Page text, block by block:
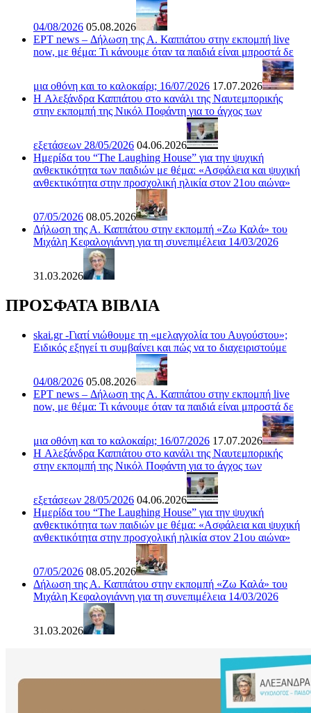
04/08/2026 05.08.2026
ΕΡΤ news – Δήλωση της Α. Καππάτου στην εκπομπή live
now, με θέμα: Τι κάνουμε όταν τα παιδιά είναι μπροστά δε
μια οθόνη και το καλοκαίρι; 16/07/2026 17.07.2026
H Αλεξάνδρα Καππάτου στο κανάλι της Ναυτεμπορικής
στην εκπομπή της Νικόλ Ποφάντη για το άγχος των
εξετάσεων 28/05/2026 04.06.2026
Ημερίδα του “The Laughing House” για την ψυχική
ανθεκτικότητα των παιδιών με θέμα: «Ασφάλεια και ψυχική
ανθεκτικότητα στην προσχολική ηλικία στον 21ου αιώνα»
07/05/2026 08.05.2026
Δήλωση της Α. Καππάτου στην εκπομπή «Ζω Καλά» του
Μιχάλη Κεφαλογιάννη για τη συνεπιμέλεια 14/03/2026
31.03.2026
ΠΡΟΣΦΑΤΑ ΒΙΒΛΙΑ
skai.gr -Γιατί νιώθουμε τη «μελαγχολία του Αυγούστου»;
Ειδικός εξηγεί τι συμβαίνει και πώς να το διαχειριστούμε
04/08/2026 05.08.2026
ΕΡΤ news – Δήλωση της Α. Καππάτου στην εκπομπή live
now, με θέμα: Τι κάνουμε όταν τα παιδιά είναι μπροστά δε
μια οθόνη και το καλοκαίρι; 16/07/2026 17.07.2026
H Αλεξάνδρα Καππάτου στο κανάλι της Ναυτεμπορικής
στην εκπομπή της Νικόλ Ποφάντη για το άγχος των
εξετάσεων 28/05/2026 04.06.2026
Ημερίδα του “The Laughing House” για την ψυχική
ανθεκτικότητα των παιδιών με θέμα: «Ασφάλεια και ψυχική
ανθεκτικότητα στην προσχολική ηλικία στον 21ου αιώνα»
07/05/2026 08.05.2026
Δήλωση της Α. Καππάτου στην εκπομπή «Ζω Καλά» του
Μιχάλη Κεφαλογιάννη για τη συνεπιμέλεια 14/03/2026
31.03.2026